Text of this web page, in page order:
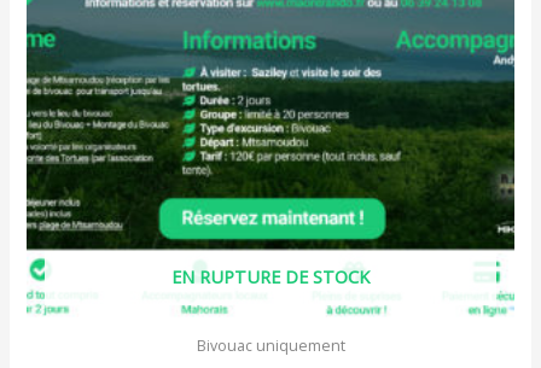
EN RUPTURE DE STOCK
Bivouac uniquement
Les
options
peuvent
choisies
sur
la
page
du
produit